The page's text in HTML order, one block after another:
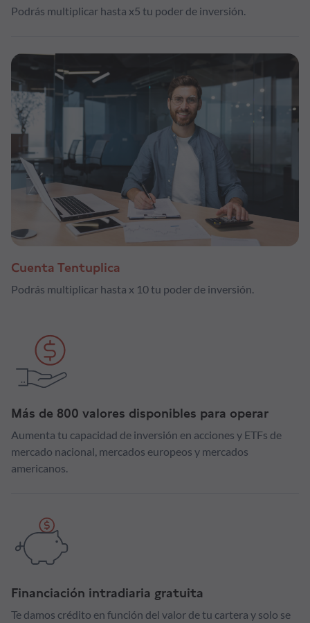
Podrás multiplicar hasta x5 tu poder de inversión.
Cuenta Tentuplica
Podrás multiplicar hasta x 10 tu poder de inversión.
Más de 800 valores disponibles para operar
Aumenta tu capacidad de inversión en acciones y ETFs de
mercado nacional, mercados europeos y mercados
americanos.
Financiación intradiaria gratuita
Te damos crédito en función del valor de tu cartera y solo se